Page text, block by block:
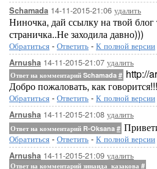
Schamada 14-11-2015-21:06 удалить
Ниночка, дай ссылку на твой
страничка..Не заходила давно)))
Обратиться - Ответить - К полной версии
Arnusha 14-11-2015-21:07 удалить
Ответ на комментарий Schamada # http://
Добро пожаловать, как говорится!!!
Обратиться - Ответить - К полной версии
Arnusha 14-11-2015-21:08 удалить
Ответ на комментарий R-Oksana #
Обратиться - Ответить - К полной версии
Arnusha 14-11-2015-21:09 удалить
Ответ на комментарий зинаида_казакова #